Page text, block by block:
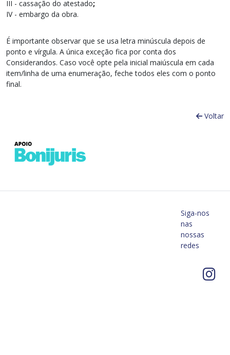
III - cassação do atestado;
IV - embargo da obra.
É importante observar que se usa letra minúscula depois de
ponto e vírgula. A única exceção fica por conta dos
Considerandos. Caso você opte pela inicial maiúscula em cada
item/linha de uma enumeração, feche todos eles com o ponto
final.
Voltar
Siga-nos
nas
nossas
redes